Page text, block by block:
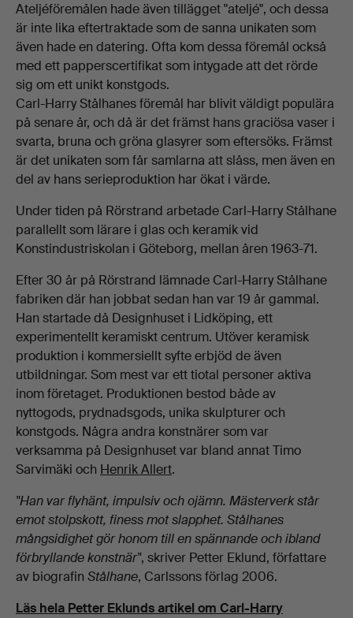
Ateljéföremålen hade även tillägget "ateljé", och dessa
är inte lika eftertraktade som de sanna unikaten som
även hade en datering. Ofta kom dessa föremål också
med ett papperscertifikat som intygade att det rörde
sig om ett unikt konstgods.
Carl-Harry Stålhanes föremål har blivit väldigt populära
på senare år, och då är det främst hans graciösa vaser i
svarta, bruna och gröna glasyrer som eftersöks. Främst
är det unikaten som får samlarna att slåss, men även en
del av hans serieproduktion har ökat i värde.
Under tiden på Rörstrand arbetade Carl-Harry Stålhane
parallellt som lärare i glas och keramik vid
Konstindustriskolan i Göteborg, mellan åren 1963-71.
Efter 30 år på Rörstrand lämnade Carl-Harry Stålhane
fabriken där han jobbat sedan han var 19 år gammal.
Han startade då Designhuset i Lidköping, ett
experimentellt keramiskt centrum. Utöver keramisk
produktion i kommersiellt syfte erbjöd de även
utbildningar. Som mest var ett tiotal personer aktiva
inom företaget. Produktionen bestod både av
nyttogods, prydnadsgods, unika skulpturer och
konstgods. Några andra konstnärer som var
verksamma på Designhuset var bland annat Timo
Sarvimäki och Henrik Allert.
"Han var flyhänt, impulsiv och ojämn. Mästerverk står
emot stolpskott, finess mot slapphet. Stålhanes
mångsidighet gör honom till en spännande och ibland
förbryllande konstnär", skriver Petter Eklund, författare
av biografin Stålhane, Carlssons förlag 2006.
Läs hela Petter Eklunds artikel om Carl-Harry